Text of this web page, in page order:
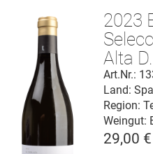
2023
Alta
Art.Nr.:
Weingut:
Region:
Land:
29,00 €